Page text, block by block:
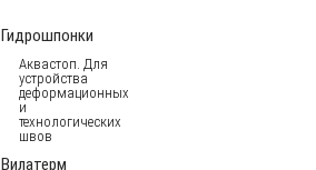
Гидрошпонки
Аквастоп. Для
устройства
деформационных
и
технологических
швов
Вилатерм